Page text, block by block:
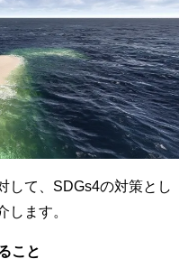
して、SDGs4の対策とし
します。
こと